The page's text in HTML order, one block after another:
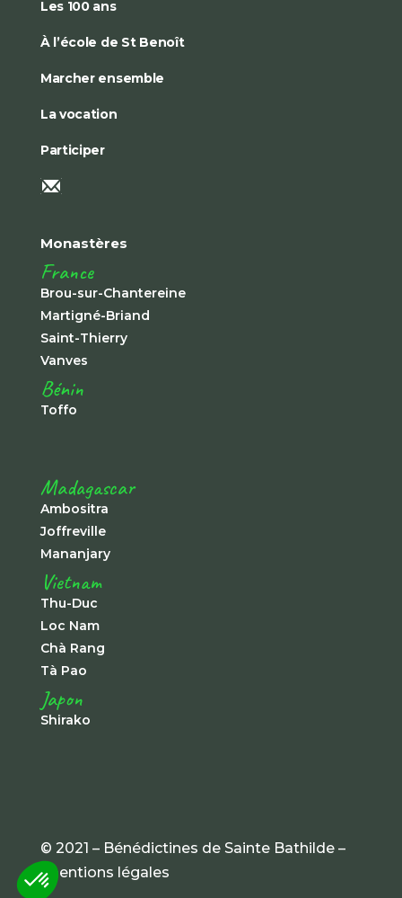
Les 100 ans
À l’école de St Benoît
Marcher ensemble
La vocation
Participer
Monastères
France
Brou-sur-Chantereine
Martigné-Briand
Saint-Thierry
Vanves
Bénin
Toffo
Madagascar
Ambositra
Joffreville
Mananjary
Vietnam
Thu-Duc
Loc Nam
Chà Rang
Tà Pao
Japon
Shirako
© 2021 – Bénédictines de Sainte Bathilde –
mentions légales